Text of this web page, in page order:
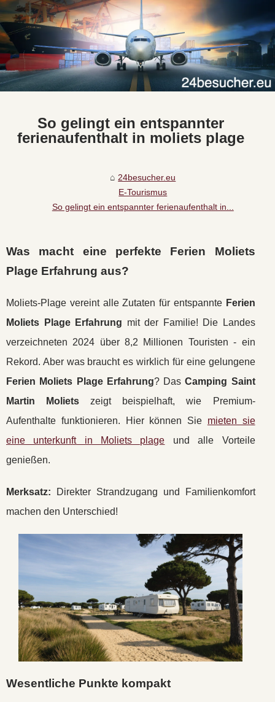
So gelingt ein entspannter
ferienaufenthalt in moliets plage
24besucher.eu
E-Tourismus
So gelingt ein entspannter ferienaufenthalt in...
Was macht eine perfekte Ferien Moliets
Plage Erfahrung aus?
Moliets-Plage vereint alle Zutaten für entspannte Ferien
Moliets Plage Erfahrung mit der Familie! Die Landes
verzeichneten 2024 über 8,2 Millionen Touristen - ein
Rekord. Aber was braucht es wirklich für eine gelungene
Ferien Moliets Plage Erfahrung? DasCamping Saint
Martin Moliets zeigt beispielhaft, wie Premium-
Aufenthalte funktionieren. Hier können Sie mieten sie
eine unterkunft in Moliets plage und alle Vorteile
genießen.
Merksatz: Direkter Strandzugang und Familienkomfort
machen den Unterschied!
Wesentliche Punkte kompakt